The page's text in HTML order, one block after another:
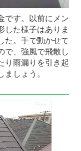
です。以前にメン
した様子はありま
た。手で動かせて
で、強風で飛散し
り雨漏りを引き起
しょう。